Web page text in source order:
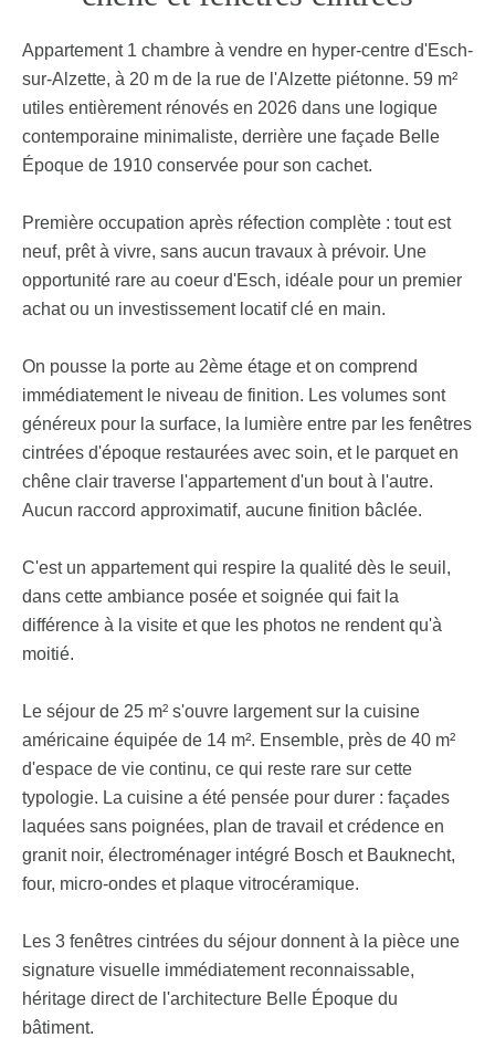
Appartement 1 chambre à vendre en hyper-centre d'Esch-
sur-Alzette, à 20 m de la rue de l'Alzette piétonne. 59 m²
utiles entièrement rénovés en 2026 dans une logique
contemporaine minimaliste, derrière une façade Belle
Époque de 1910 conservée pour son cachet.
Première occupation après réfection complète : tout est
neuf, prêt à vivre, sans aucun travaux à prévoir. Une
opportunité rare au coeur d'Esch, idéale pour un premier
achat ou un investissement locatif clé en main.
On pousse la porte au 2ème étage et on comprend
immédiatement le niveau de finition. Les volumes sont
généreux pour la surface, la lumière entre par les fenêtres
cintrées d'époque restaurées avec soin, et le parquet en
chêne clair traverse l'appartement d'un bout à l'autre.
Aucun raccord approximatif, aucune finition bâclée.
C'est un appartement qui respire la qualité dès le seuil,
dans cette ambiance posée et soignée qui fait la
différence à la visite et que les photos ne rendent qu'à
moitié.
Le séjour de 25 m² s'ouvre largement sur la cuisine
américaine équipée de 14 m². Ensemble, près de 40 m²
d'espace de vie continu, ce qui reste rare sur cette
typologie. La cuisine a été pensée pour durer : façades
laquées sans poignées, plan de travail et crédence en
granit noir, électroménager intégré Bosch et Bauknecht,
four, micro-ondes et plaque vitrocéramique.
Les 3 fenêtres cintrées du séjour donnent à la pièce une
signature visuelle immédiatement reconnaissable,
héritage direct de l'architecture Belle Époque du
bâtiment.